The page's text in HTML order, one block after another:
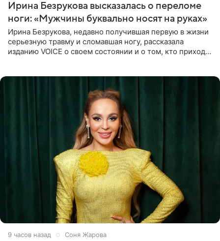
Ирина Безрукова высказалась о переломе
ноги: «Мужчины буквально носят на руках»
Ирина Безрукова, недавно получившая первую в жизни
серьезную травму и сломавшая ногу, рассказала
изданию VOICE о своем состоянии и о том, кто приходит
9 часов назад Соня Жарова